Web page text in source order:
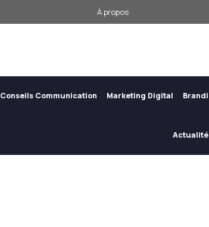
À propos
Conseils Communication Marketing Digital